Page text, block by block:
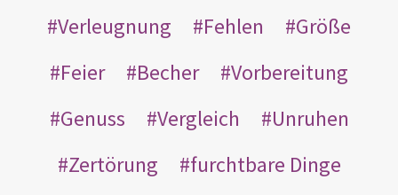
Verleugnung Fehlen
Größe
Feier
Becher
Vorbereitung
Genuss
Vergleich
Unruhen
Zertörung
furchtbare Dinge